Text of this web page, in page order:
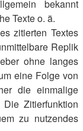
bekannt
Texte o. ä.
zitierten Textes
Replik
ohne langes
eine Folge von
die einmalige
Zitierfunktion
zu nutzendes